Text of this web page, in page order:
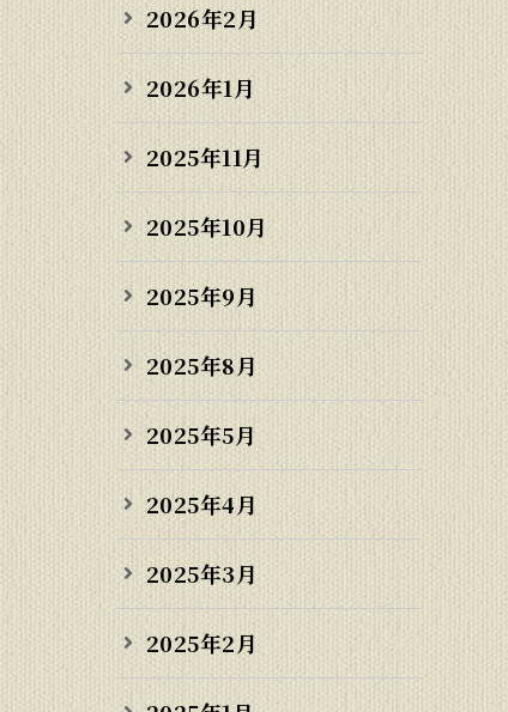
2026年2月
2026年1月
2025年11月
2025年10月
2025年9月
2025年8月
2025年5月
2025年4月
2025年3月
2025年2月